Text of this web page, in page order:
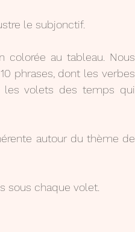
le subjonctif.
colorée au tableau. Nous
phrases, dont les verbes
les volets des temps qui
autour du thème de
sous chaque volet.